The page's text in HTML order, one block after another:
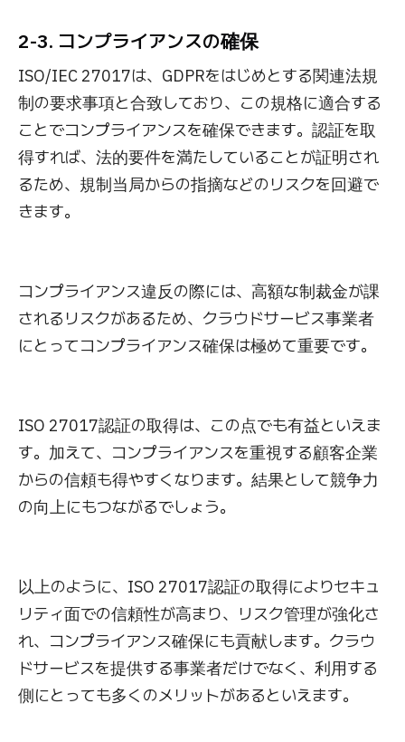
2-3. コンプライアンスの確保
ISO/IEC 27017は、GDPRをはじめとする関連法規
制の要求事項と合致しており、この規格に適合する
ことでコンプライアンスを確保できます。認証を取
得すれば、法的要件を満たしていることが証明され
るため、規制当局からの指摘などのリスクを回避で
きます。
コンプライアンス違反の際には、高額な制裁金が課
されるリスクがあるため、クラウドサービス事業者
にとってコンプライアンス確保は極めて重要です。
ISO 27017認証の取得は、この点でも有益といえま
す。加えて、コンプライアンスを重視する顧客企業
からの信頼も得やすくなります。結果として競争力
の向上にもつながるでしょう。
以上のように、ISO 27017認証の取得によりセキュ
リティ面での信頼性が高まり、リスク管理が強化さ
れ、コンプライアンス確保にも貢献します。クラウ
ドサービスを提供する事業者だけでなく、利用する
側にとっても多くのメリットがあるといえます。